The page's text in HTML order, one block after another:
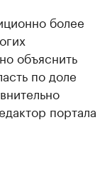
более
объяснить
по доле
портала